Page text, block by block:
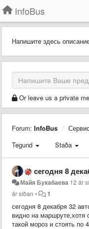
InfoBus
Напишите здесь
Or leave us a private
Forum: InfoBus
Сервис
Tegund
Staða
сегодня 8 декабря 32 автобус два автобуса совершенно не было видно на
Майя Букабаева 12 ár
ár síðan • 1
сегодня 8 декабря 32
видно на маршруте,хотя
такой мороз и стоять по